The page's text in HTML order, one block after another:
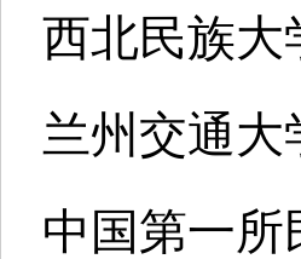
西北民族大
兰州交通
中国第一